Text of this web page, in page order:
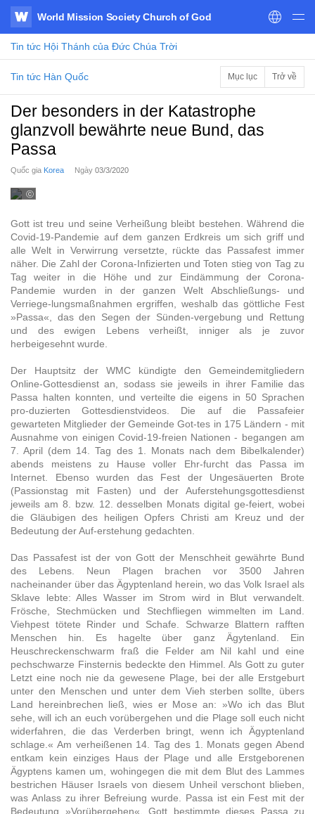
WATV
World Mission Society Church of God
Tin tức Hội Thánh của Đức Chúa Trời
Tin tức Hàn Quốc Mục lục Trở về
Der besonders in der Katastrophe
glanzvoll bewährte neue Bund, das
Passa
Quốc gia Korea Ngày 03/3/2020
ⓒ
Gott ist treu und seine Verheißung bleibt bestehen. Während die
Covid-19-Pandemie auf dem ganzen Erdkreis um sich griff und
alle Welt in Verwirrung versetzte, rückte das Passafest immer
näher. Die Zahl der Corona-Infizierten und Toten stieg von Tag zu
Tag weiter in die Höhe und zur Eindämmung der Corona-
Pandemie wurden in der ganzen Welt Abschließungs- und
Verriege-lungsmaßnahmen ergriffen, weshalb das göttliche Fest
»Passa«, das den Segen der Sünden-vergebung und Rettung
und des ewigen Lebens verheißt, inniger als je zuvor
herbeigesehnt wurde.
Der Hauptsitz der WMC kündigte den Gemeindemitgliedern
Online-Gottesdienst an, sodass sie jeweils in ihrer Familie das
Passa halten konnten, und verteilte die eigens in 50 Sprachen
pro-duzierten Gottesdienstvideos. Die auf die Passafeier
gewarteten Mitglieder der Gemeinde Got-tes in 175 Ländern - mit
Ausnahme von einigen Covid-19-freien Nationen - begangen am
7. April (dem 14. Tag des 1. Monats nach dem Bibelkalender)
abends meistens zu Hause voller Ehr-furcht das Passa im
Internet. Ebenso wurden das Fest der Ungesäuerten Brote
(Passionstag mit Fasten) und der Auferstehungsgottesdienst
jeweils am 8. bzw. 12. desselben Monats digital ge-feiert, wobei
die Gläubigen des heiligen Opfers Christi am Kreuz und der
Bedeutung der Auf-erstehung gedachten.
Das Passafest ist der von Gott der Menschheit gewährte Bund
des Lebens. Neun Plagen brachen vor 3500 Jahren
nacheinander über das Ägyptenland herein, wo das Volk Israel als
Sklave lebte: Alles Wasser im Strom wird in Blut verwandelt.
Frösche, Stechmücken und Stechfliegen wimmelten im Land.
Viehpest tötete Rinder und Schafe. Schwarze Blattern rafften
Menschen hin. Es hagelte über ganz Ägytenland. Ein
Heuschreckenschwarm fraß die Felder am Nil kahl und eine
pechschwarze Finsternis bedeckte den Himmel. Als Gott zu guter
Letzt eine noch nie da gewesene Plage, bei der alle Erstgeburt
unter den Menschen und unter dem Vieh sterben sollte, übers
Land hereinbrechen ließ, wies er Mose an: »Wo ich das Blut
sehe, will ich an euch vorübergehen und die Plage soll euch nicht
widerfahren, die das Verderben bringt, wenn ich Ägyptenland
schlage.« Am verheißenen 14. Tag des 1. Monats gegen Abend
entkam kein einziges Haus der Plage und alle Erstgeborenen
Ägyptens kamen um, wohingegen die mit dem Blut des Lammes
bestrichen Häuser Israels von diesem Unheil verschont blieben,
was Anlass zu ihrer Befreiung wurde. Passa ist ein Fest mit der
Bedeutung »Vorübergehen«. Gott bestimmte dieses Passa zu